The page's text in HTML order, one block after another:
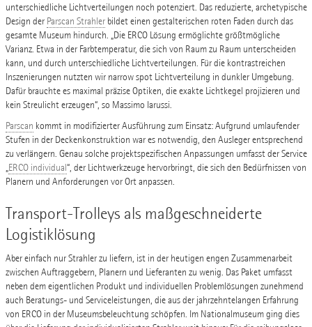
unterschiedliche Lichtverteilungen noch potenziert. Das reduzierte, archetypische
Design der Parscan Strahlerbildet einen gestalterischen roten Faden durch das
gesamte Museum hindurch. „Die ERCO Lösung ermöglichte größtmögliche
Varianz. Etwa in der Farbtemperatur, die sich von Raum zu Raum unterscheiden
kann, und durch unterschiedliche Lichtverteilungen. Für die kontrastreichen
Inszenierungen nutzten wir narrow spot Lichtverteilung in dunkler Umgebung.
Dafür brauchte es maximal präzise Optiken, die exakte Lichtkegel projizieren und
kein Streulicht erzeugen“, so Massimo Iarussi.
Parscan kommt in modifizierter Ausführung zum Einsatz: Aufgrund umlaufender
Stufen in der Deckenkonstruktion war es notwendig, den Ausleger entsprechend
zu verlängern. Genau solche projektspezifischen Anpassungen umfasst der Service
„ERCO individual“, der Lichtwerkzeuge hervorbringt, die sich den Bedürfnissen von
Planern und Anforderungen vor Ort anpassen.
Transport-Trolleys als maßgeschneiderte
Logistiklösung
Aber einfach nur Strahler zu liefern, ist in der heutigen engen Zusammenarbeit
zwischen Auftraggebern, Planern und Lieferanten zu wenig. Das Paket umfasst
neben dem eigentlichen Produkt und individuellen Problemlösungen zunehmend
auch Beratungs- und Serviceleistungen, die aus der jahrzehntelangen Erfahrung
von ERCO in der Museumsbeleuchtung schöpfen. Im Nationalmuseum ging dies